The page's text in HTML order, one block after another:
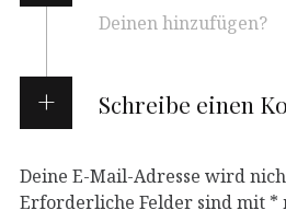
Deinen hinzufügen?
Schreibe einen
Deine E-Mail-Adresse wird
Erforderliche Felder sind mit *